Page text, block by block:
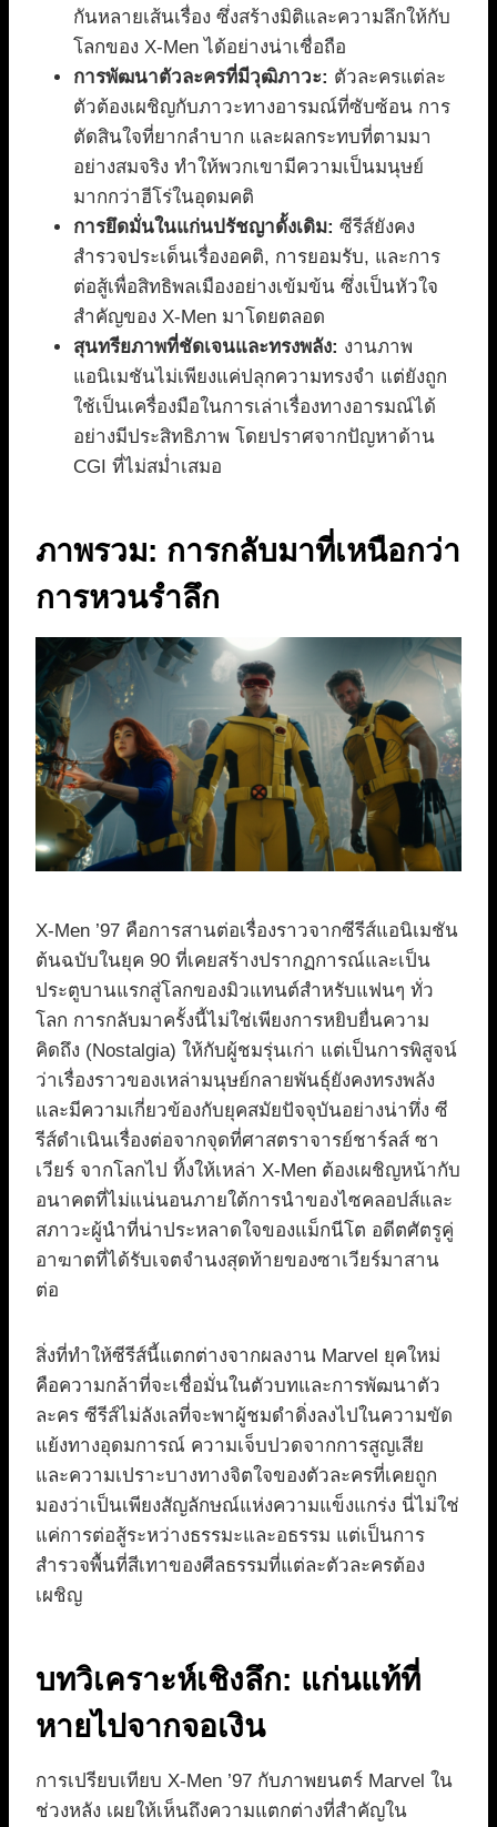
กันหลายเส้นเรื่อง ซึ่งสร้างมิติและความลึกให้กับ
โลกของ X-Men ได้อย่างน่าเชื่อถือ
การพัฒนาตัวละครที่มีวุฒิภาวะ: ตัวละครแต่ละ
ตัวต้องเผชิญกับภาวะทางอารมณ์ที่ซับซ้อน การ
ตัดสินใจที่ยากลำบาก และผลกระทบที่ตามมา
อย่างสมจริง ทำให้พวกเขามีความเป็นมนุษย์
มากกว่าฮีโร่ในอุดมคติ
การยึดมั่นในแก่นปรัชญาดั้งเดิม: ซีรีส์ยังคง
สำรวจประเด็นเรื่องอคติ, การยอมรับ, และการ
ต่อสู้เพื่อสิทธิพลเมืองอย่างเข้มข้น ซึ่งเป็นหัวใจ
สำคัญของ X-Men มาโดยตลอด
สุนทรียภาพที่ชัดเจนและทรงพลัง: งานภาพ
แอนิเมชันไม่เพียงแค่ปลุกความทรงจำ แต่ยังถูก
ใช้เป็นเครื่องมือในการเล่าเรื่องทางอารมณ์ได้
อย่างมีประสิทธิภาพ โดยปราศจากปัญหาด้าน
CGI ที่ไม่สม่ำเสมอ
ภาพรวม: การกลับมาที่เหนือกว่า
การหวนรำลึก
X-Men ’97 คือการสานต่อเรื่องราวจากซีรีส์แอนิเมชัน
ต้นฉบับในยุค 90 ที่เคยสร้างปรากฏการณ์และเป็น
ประตูบานแรกสู่โลกของมิวแทนต์สำหรับแฟนๆ ทั่ว
โลก การกลับมาครั้งนี้ไม่ใช่เพียงการหยิบยื่นความ
คิดถึง (Nostalgia) ให้กับผู้ชมรุ่นเก่า แต่เป็นการพิสูจน์
ว่าเรื่องราวของเหล่ามนุษย์กลายพันธุ์ยังคงทรงพลัง
และมีความเกี่ยวข้องกับยุคสมัยปัจจุบันอย่างน่าทึ่ง ซี
รีส์ดำเนินเรื่องต่อจากจุดที่ศาสตราจารย์ชาร์ลส์ ซา
เวียร์ จากโลกไป ทิ้งให้เหล่า X-Men ต้องเผชิญหน้ากับ
อนาคตที่ไม่แน่นอนภายใต้การนำของไซคลอปส์และ
สภาวะผู้นำที่น่าประหลาดใจของแม็กนีโต อดีตศัตรูคู่
อาฆาตที่ได้รับเจตจำนงสุดท้ายของซาเวียร์มาสาน
ต่อ
สิ่งที่ทำให้ซีรีส์นี้แตกต่างจากผลงาน Marvel ยุคใหม่
คือความกล้าที่จะเชื่อมั่นในตัวบทและการพัฒนาตัว
ละคร ซีรีส์ไม่ลังเลที่จะพาผู้ชมดำดิ่งลงไปในความขัด
แย้งทางอุดมการณ์ ความเจ็บปวดจากการสูญเสีย
และความเปราะบางทางจิตใจของตัวละครที่เคยถูก
มองว่าเป็นเพียงสัญลักษณ์แห่งความแข็งแกร่ง นี่ไม่ใช่
แค่การต่อสู้ระหว่างธรรมะและอธรรม แต่เป็นการ
สำรวจพื้นที่สีเทาของศีลธรรมที่แต่ละตัวละครต้อง
เผชิญ
บทวิเคราะห์เชิงลึก: แก่นแท้ที่
หายไปจากจอเงิน
การเปรียบเทียบ X-Men ’97 กับภาพยนตร์ Marvel ใน
ช่วงหลัง เผยให้เห็นถึงความแตกต่างที่สำคัญใน